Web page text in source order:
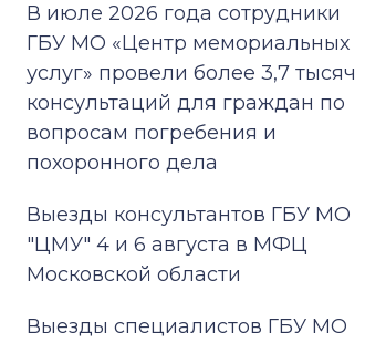
В июле 2026 года сотрудники
ГБУ МО «Центр мемориальных
услуг» провели более 3,7 тысяч
консультаций для граждан по
вопросам погребения и
похоронного дела
Выезды консультантов ГБУ МО
"ЦМУ" 4 и 6 августа в МФЦ
Московской области
Выезды специалистов ГБУ МО